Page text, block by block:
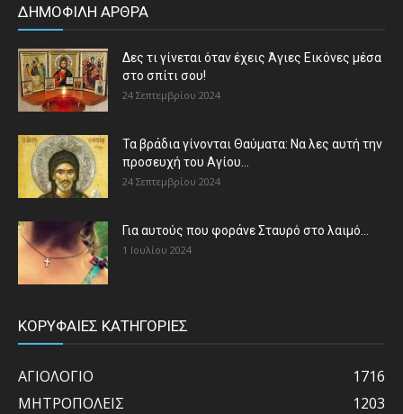
ΔΗΜΟΦΙΛΗ ΑΡΘΡΑ
Δες τι γίνεται όταν έχεις Άγιες Εικόνες μέσα
στο σπίτι σου!
24 Σεπτεμβρίου 2024
Τα βράδια γίνονται Θαύματα: Να λες αυτή την
προσευχή του Αγίου...
24 Σεπτεμβρίου 2024
Για αυτούς που φοράνε Σταυρό στο λαιμό…
1 Ιουλίου 2024
ΚΟΡΥΦΑΙΕΣ ΚΑΤΗΓΟΡΙΕΣ
ΑΓΙΟΛΟΓΙΟ
1716
ΜΗΤΡΟΠΟΛΕΙΣ
1203